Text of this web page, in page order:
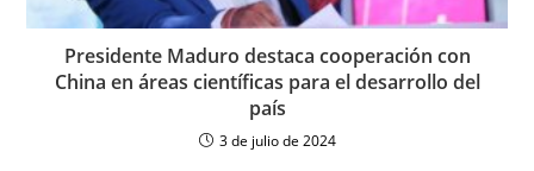
Presidente Maduro destaca cooperación con
China en áreas científicas para el desarrollo del
país
3 de julio de 2024